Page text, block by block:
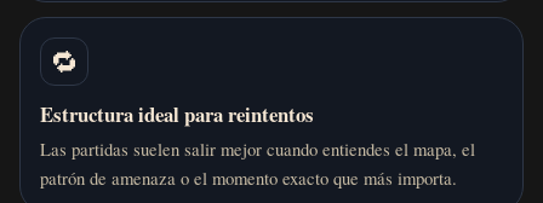
🔁
Estructura ideal para reintentos
Las partidas suelen salir mejor cuando entiendes el mapa, el
patrón de amenaza o el momento exacto que más importa.